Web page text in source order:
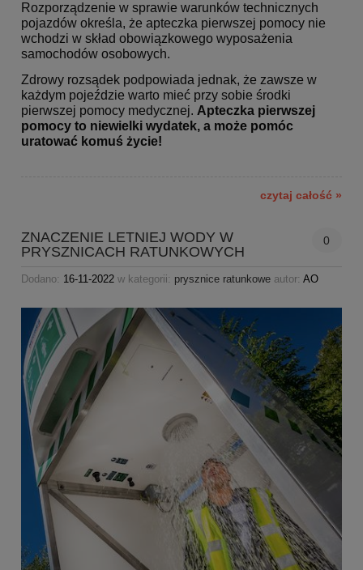
Rozporządzenie w sprawie warunków technicznych
pojazdów określa, że apteczka pierwszej pomocy nie
wchodzi w skład obowiązkowego wyposażenia
samochodów osobowych.
Zdrowy rozsądek podpowiada jednak, że zawsze w
każdym pojeździe warto mieć przy sobie środki
pierwszej pomocy medycznej. Apteczka pierwszej
pomocy to niewielki wydatek, a może pomóc
uratować komuś życie!
czytaj całość »
ZNACZENIE LETNIEJ WODY W
PRYSZNICACH RATUNKOWYCH
0
Dodano: 16-11-2022 w kategorii: prysznice ratunkowe autor: AO